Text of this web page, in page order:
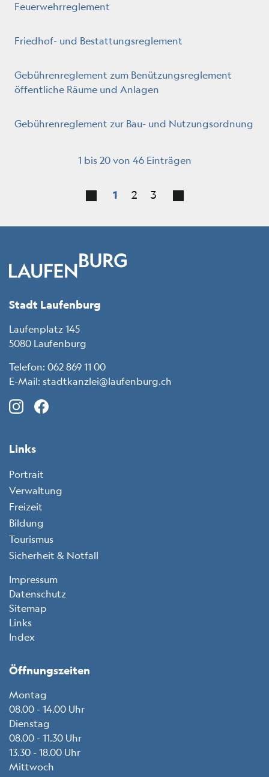
Feuerwehrreglement
Friedhof- und Bestattungsreglement
Gebührenreglement zum Benützungsreglement
öffentliche Räume und Anlagen
Gebührenreglement zur Bau- und Nutzungsordnung
1 bis 20 von 46 Einträgen
1 2 3
Stadt Laufenburg
Laufenplatz 145
5080 Laufenburg
Telefon: 062 869 11 00
E-Mail: stadtkanzlei@laufenburg.ch
Instagram (icon: c-instagram)
Links
Portrait
Verwaltung
Freizeit
Bildung
Tourismus
Sicherheit & Notfall
Toolbar
Impressum
Datenschutz
Sitemap
Links
Index
Öffnungszeiten
Montag
08.00 - 14.00 Uhr
Dienstag
08.00 - 11.30 Uhr
13.30 - 18.00 Uhr
Mittwoch